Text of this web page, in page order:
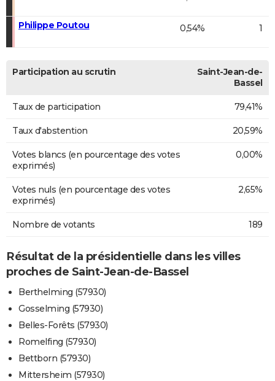
Philippe Poutou 0,54% 1
Participation au scrutin
Saint-Jean-de-
Bassel
Taux de participation 79,41%
Taux d'abstention 20,59%
Votes blancs (en pourcentage des votes
exprimés)
0,00%
Votes nuls (en pourcentage des votes
exprimés)
2,65%
Nombre de votants 189
Résultat de la présidentielle dans les villes
proches de Saint-Jean-de-Bassel
Berthelming (57930)
Gosselming (57930)
Belles-Forêts (57930)
Romelfing (57930)
Bettborn (57930)
Mittersheim (57930)